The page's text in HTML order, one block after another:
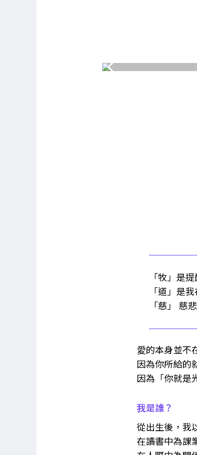
「牧」是
「道」是
「慈」 慈
愛的本身並不
因為你所給的
因為「你就是
我是誰？
從出生後，我
在讀書中為課